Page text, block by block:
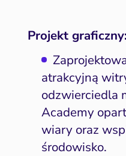
Projekt graficzny:
atrakcyjną
odzwierciedla
Academy
wiary oraz
środowisko.